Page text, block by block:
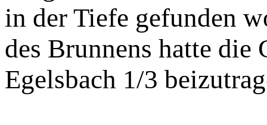
in der Tiefe gefunden
des Brunnens hatte die
Egelsbach 1/3